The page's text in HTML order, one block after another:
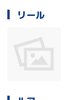
リール